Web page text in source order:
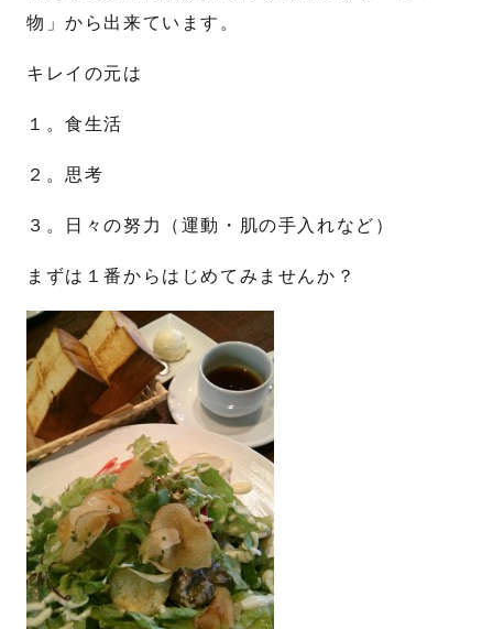
物」から出来ています。
キレイの元は
１。食生活
２。思考
３。日々の努力（運動・肌の手入れなど）
まずは１番からはじめてみませんか？